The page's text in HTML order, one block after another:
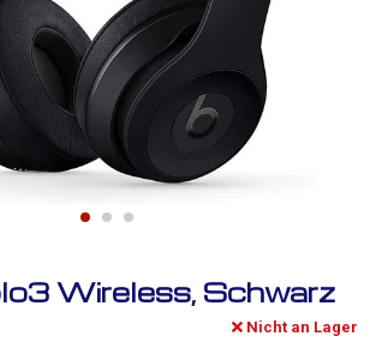
Wireless, Schwarz
Nicht an Lager